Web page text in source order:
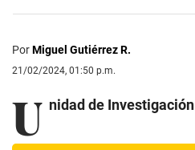
PorMiguel Gutiérrez R.
21/02/2024, 01:50 p.m.
U nidad de Investigación